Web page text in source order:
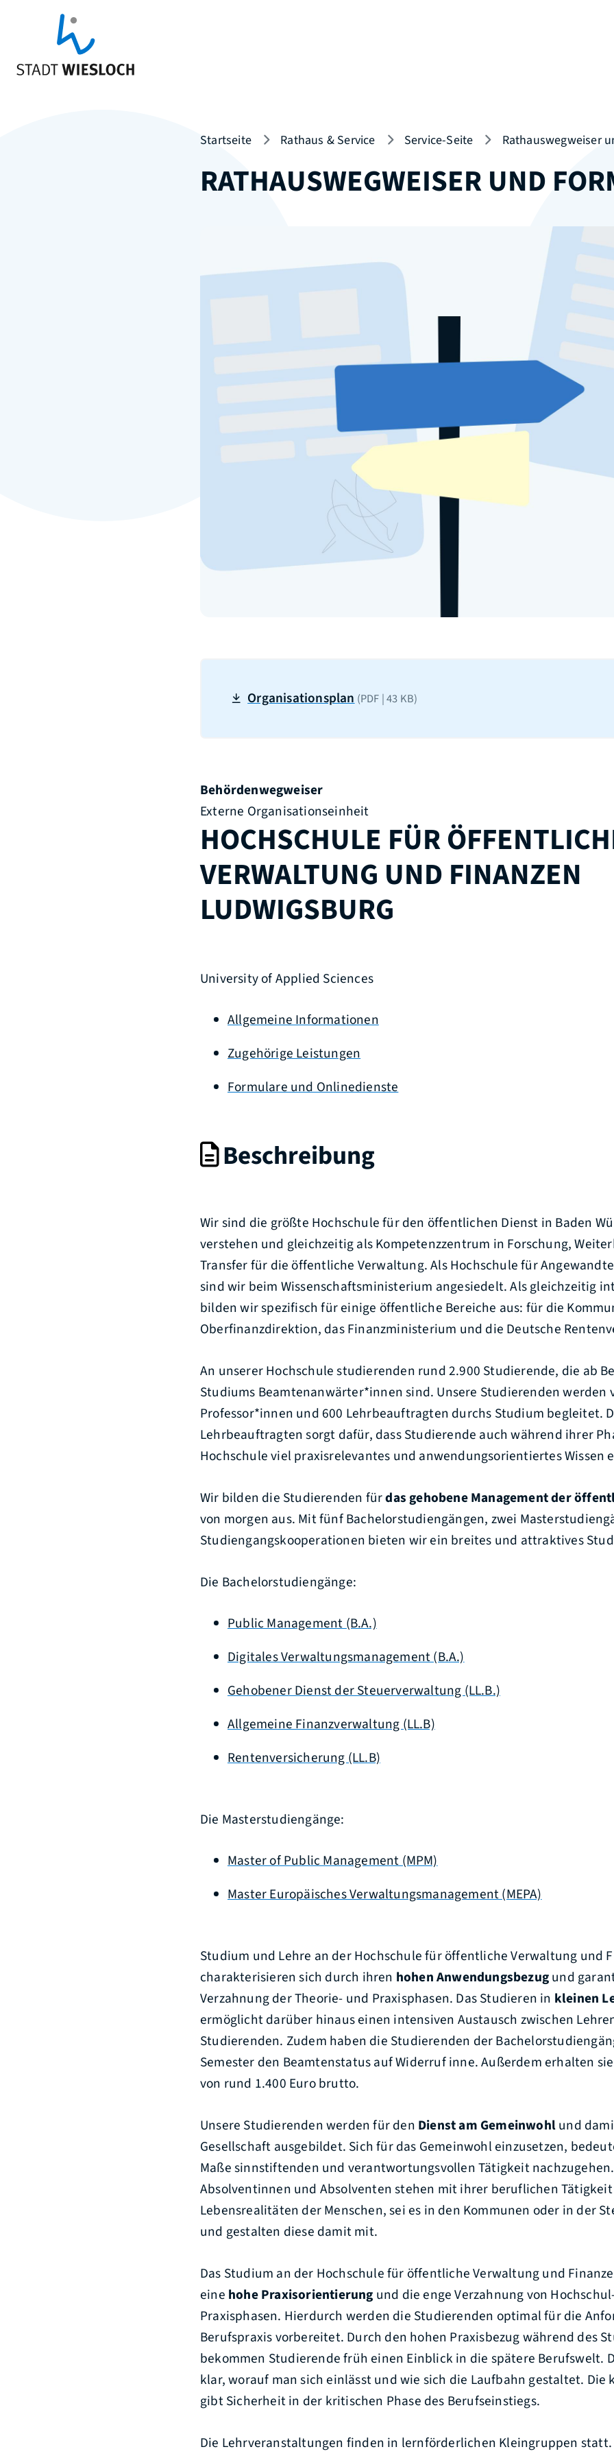
Startseite Rathaus & Service Service-Seite Rathauswegweiser
RATHAUSWEGWEISER UND
Organisationsplan(PDF | 43 KB)
Behördenwegweiser
Externe Organisationseinheit
HOCHSCHULE FÜR
VERWALTUNG UND FINANZEN
LUDWIGSBURG
University of Applied Sciences
Allgemeine Informationen
Zugehörige Leistungen
Formulare und Onlinedienste
Beschreibung
Wir sind die größte Hochschule für den öffentlichen Dienst in Baden
verstehen und gleichzeitig als Kompetenzzentrum in Forschung,
Transfer für die öffentliche Verwaltung. Als Hochschule für
sind wir beim Wissenschaftsministerium angesiedelt. Als gleichzeitig
bilden wir spezifisch für einige öffentliche Bereiche aus: für die
Oberfinanzdirektion, das Finanzministerium und die Deutsche
An unserer Hochschule studierenden rund 2.900 Studierende, die ab
Studiums Beamtenanwärter*innen sind. Unsere Studierenden werden
Professor*innen und 600 Lehrbeauftragten durchs Studium begleitet.
Lehrbeauftragten sorgt dafür, dass Studierende auch während ihrer
Hochschule viel praxisrelevantes und anwendungsorientiertes Wissen
Wir bilden die Studierenden fürdas gehobene Management der
von morgen aus. Mit fünf Bachelorstudiengängen, zwei
Studiengangskooperationen bieten wir ein breites und attraktives
Die Bachelorstudiengänge:
Public Management (B.A.)
Digitales Verwaltungsmanagement (B.A.)
Gehobener Dienst der Steuerverwaltung (LL.B.)
Allgemeine Finanzverwaltung (LL.B)
Rentenversicherung (LL.B)
Die Masterstudiengänge:
Master of Public Management (MPM)
Master Europäisches Verwaltungsmanagement (MEPA)
Studium und Lehre an der Hochschule für öffentliche Verwaltung und
charakterisieren sich durch ihren hohen Anwendungsbezugund
Verzahnung der Theorie- und Praxisphasen. Das Studieren in kleinen
ermöglicht darüber hinaus einen intensiven Austausch zwischen
Studierenden. Zudem haben die Studierenden der
Semester den Beamtenstatus auf Widerruf inne. Außerdem erhalten
von rund 1.400 Euro brutto.
Unsere Studierenden werden für den Dienst am Gemeinwohlund
Gesellschaft ausgebildet. Sich für das Gemeinwohl einzusetzen,
Maße sinnstiftenden und verantwortungsvollen Tätigkeit
Absolventinnen und Absolventen stehen mit ihrer beruflichen
Lebensrealitäten der Menschen, sei es in den Kommunen oder in der
und gestalten diese damit mit.
Das Studium an der Hochschule für öffentliche Verwaltung und
eine hohe Praxisorientierung und die enge Verzahnung von
Praxisphasen. Hierdurch werden die Studierenden optimal für die
Berufspraxis vorbereitet. Durch den hohen Praxisbezug während des
bekommen Studierende früh einen Einblick in die spätere Berufswelt.
klar, worauf man sich einlässt und wie sich die Laufbahn gestaltet. Die
gibt Sicherheit in der kritischen Phase des Berufseinstiegs.
Die Lehrveranstaltungen finden in lernförderlichen Kleingruppen